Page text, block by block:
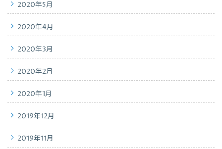
2020年5月
2020年4月
2020年3月
2020年2月
2020年1月
2019年12月
2019年11月